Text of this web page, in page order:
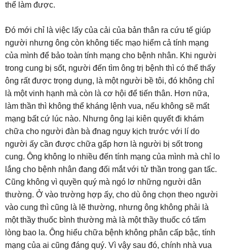
thể làm được.
Đó mới chỉ là việc lấy của cải của bản thân ra cứu tế giúp
người nhưng ông còn không tiếc mạo hiểm cả tính mạng
của mình để bảo toàn tính mạng cho bệnh nhân. Khi người
trong cung bị sốt, người đến tìm ông trị bệnh thì có thể thấy
ông rất được trọng dụng, là một người bề tôi, đó không chỉ
là một vinh hạnh mà còn là cơ hội để tiến thân. Hơn nữa,
làm thần thì không thể kháng lệnh vua, nếu không sẽ mất
mạng bất cứ lúc nào. Nhưng ông lại kiên quyết đi khám
chữa cho người đàn bà đnag nguy kịch trước với lí do
người ấy cần được chữa gấp hơn là người bị sốt trong
cung. Ông không lo nhiều đến tính mạng của mình mà chỉ lo
lắng cho bệnh nhân đang đối mắt với tử thần trong gan tấc.
Cũng không vì quyền quý mà ngó lơ những người dân
thường. Ở vào trường hợp ấy, cho dù ông chọn theo người
vào cung thì cũng là lẽ thường, nhưng ông không phải là
một thầy thuốc bình thường mà là một thầy thuốc có tấm
lòng bao la. Ông hiểu chữa bệnh không phân cấp bậc, tính
mạng của ai cũng đáng quý. Vì vậy sau đó, chính nhà vua